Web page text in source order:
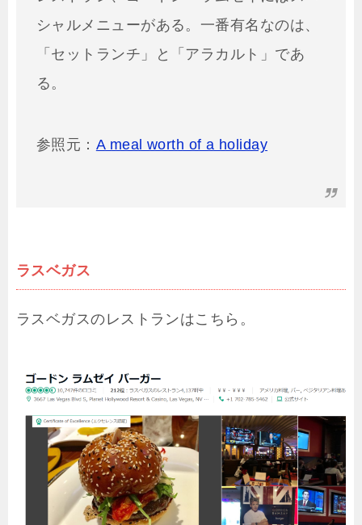
シャルメニューがある。一番有名なのは、
「セットランチ」と「アラカルト」であ
る。
参照元： A meal worth of a holiday
ラスベガス
ラスベガスのレストランはこちら。